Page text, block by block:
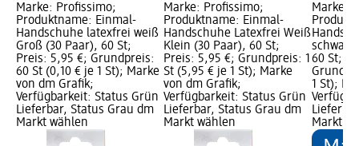
Marke: Profissimo;
Produktname: Einmal-
Handschuhe latexfrei weiß
Groß (30 Paar), 60 St;
Preis: 5,95 €; Grundpreis:
60 St (0,10 € je 1 St); Marke
von dm Grafik;
Verfügbarkeit: Status Grün
Lieferbar, Status Grau dm
Markt wählen
Marke: Profissimo;
Produktname: Einmal-
Handschuhe Latexfrei Weiß
Klein (30 Paar), 60 St;
Preis: 5,95 €; Grundpreis: 1
St (5,95 € je 1 St); Marke
von dm Grafik;
Verfügbarkeit: Status Grün
Lieferbar, Status Grau dm
Markt wählen
Marke:
schwarz
60 St;
1 St);
Markt